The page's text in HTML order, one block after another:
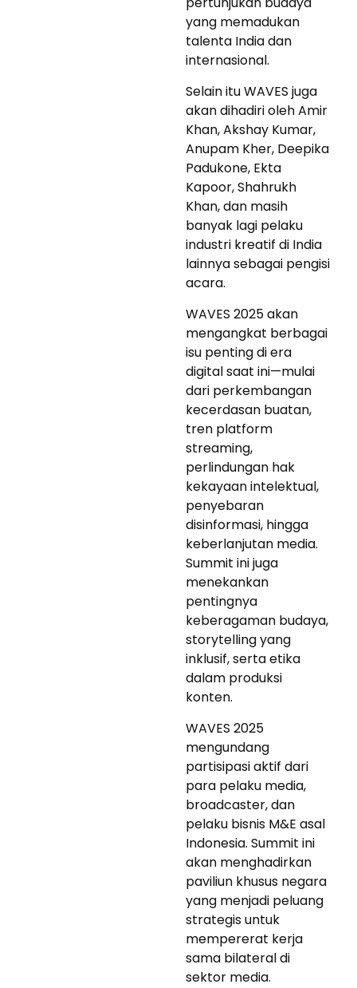
yang memadukan
talenta India dan
internasional.
Selain itu WAVES juga
akan dihadiri oleh Amir
Khan, Akshay Kumar,
Anupam Kher, Deepika
Padukone, Ekta
Kapoor, Shahrukh
Khan, dan masih
banyak lagi pelaku
industri kreatif di India
lainnya sebagai pengisi
acara.
WAVES 2025 akan
mengangkat berbagai
isu penting di era
digital saat ini—mulai
dari perkembangan
kecerdasan buatan,
tren platform
streaming,
perlindungan hak
kekayaan intelektual,
penyebaran
disinformasi, hingga
keberlanjutan media.
Summit ini juga
menekankan
pentingnya
keberagaman budaya,
storytelling yang
inklusif, serta etika
dalam produksi
konten.
WAVES 2025
mengundang
partisipasi aktif dari
para pelaku media,
broadcaster, dan
pelaku bisnis M&E asal
Indonesia. Summit ini
akan menghadirkan
paviliun khusus negara
yang menjadi peluang
strategis untuk
mempererat kerja
sama bilateral di
sektor media.